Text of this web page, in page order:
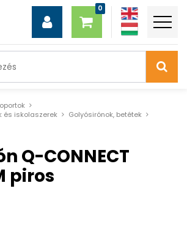
és iskolaszerek
Golyósirónok, betétek
Q-CONNECT
piros